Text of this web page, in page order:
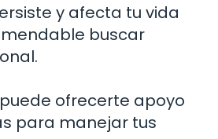
y afecta tu vida
buscar
ofrecerte apoyo
para manejar tus